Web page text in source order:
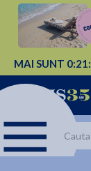
MAI SUNT 0:21: